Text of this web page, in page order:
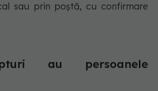
sau prin poştă, cu confirmare
au persoanele